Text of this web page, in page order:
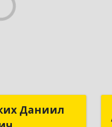
Даниил
Даниил